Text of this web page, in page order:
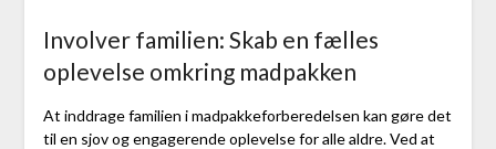
Involver familien: Skab en fælles
oplevelse omkring madpakken
At inddrage familien i madpakkeforberedelsen kan gøre det
til en sjov og engagerende oplevelse for alle aldre. Ved at